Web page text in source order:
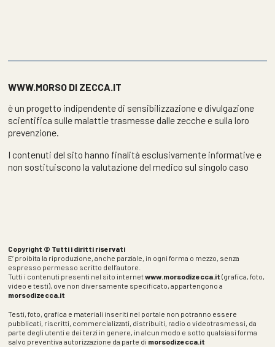
WWW.MORSO DI ZECCA.IT
è un progetto indipendente di sensibilizzazione e divulgazione
scientifica sulle malattie trasmesse dalle zecche e sulla loro
prevenzione.
I contenuti del sito hanno finalità esclusivamente informative e
non sostituiscono la valutazione del medico sul singolo caso
Copyright © Tutti i diritti riservati
E’ proibita la riproduzione, anche parziale, in ogni forma o mezzo, senza
espresso permesso scritto dell’autore.
Tutti i contenuti presenti nel sito internetwww.morsodizecca.it (grafica, foto,
video e testi), ove non diversamente specificato, appartengono a
morsodizecca.it
Testi, foto, grafica e materiali inseriti nel portale non potranno essere
pubblicati, riscritti, commercializzati, distribuiti, radio o videotrasmessi, da
parte degli utenti e dei terzi in genere, in alcun modo e sotto qualsiasi forma
salvo preventiva autorizzazione da parte di morsodizecca.it